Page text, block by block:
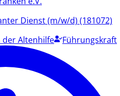
Dienst (m/w/d) (181072)
Altenhilfe Führungskraft